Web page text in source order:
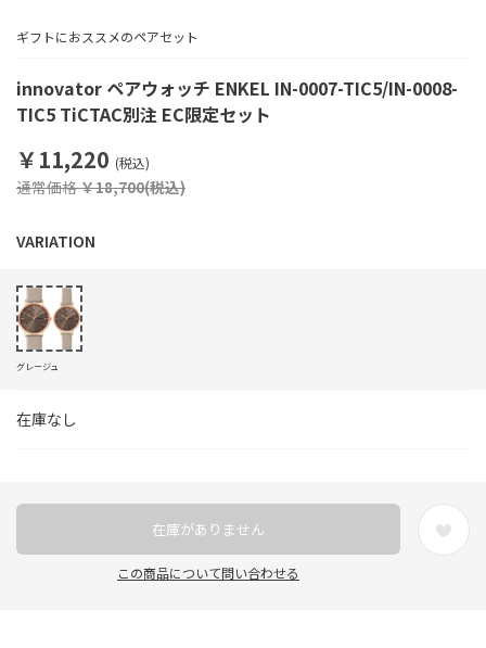
innovator ペアウォッチ ENKEL IN-0007-TIC5/IN-0008-
TIC5 TiCTAC別注 EC限定セット
ギフトにおススメのペアセット
￥11,220 (税込)
通常価格￥18,700(税込)
在庫なし
グレージュ
在庫がありません
この商品について問い合わせる